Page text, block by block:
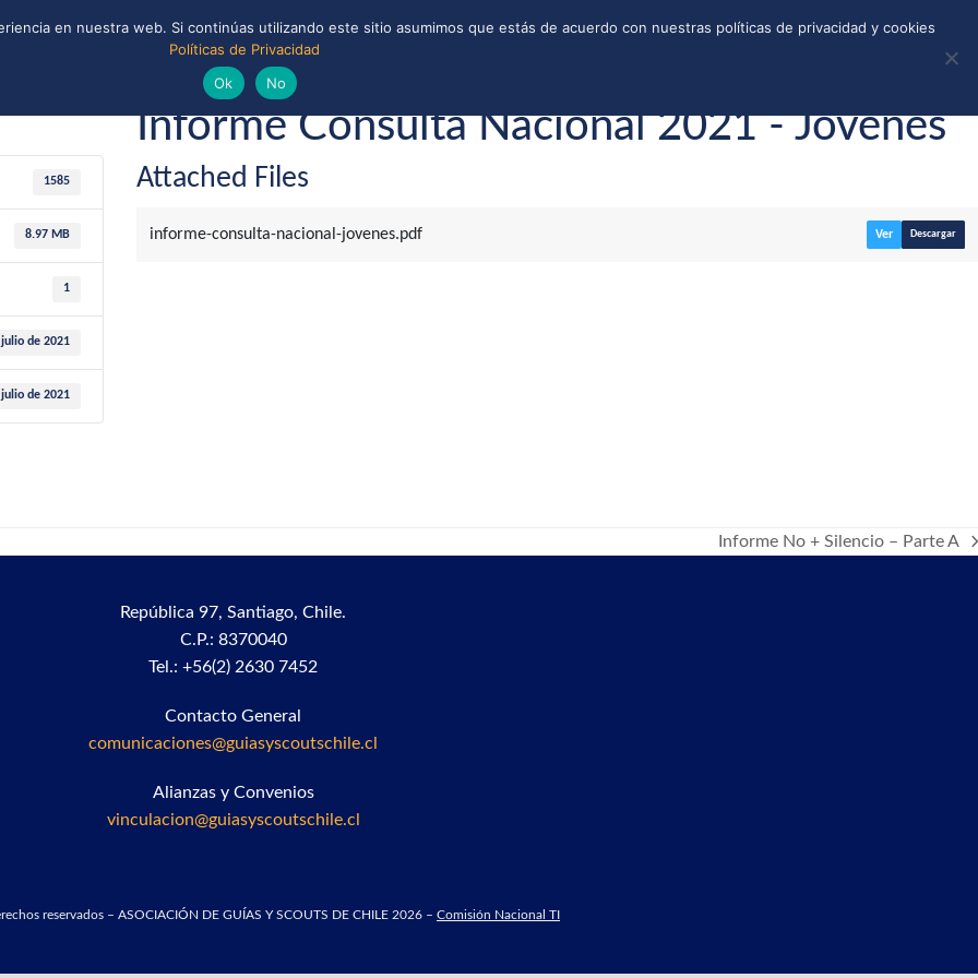
TIENDA CALLEJONES DONAR
CONVENIOS Y ALIANZAS
BIBLIOTECA
Guías y Scouts de Chile
1585
8.97 MB
1
de 2021
de 2021
Informe Consulta Nacional 2021 - Jóvenes
Attached Files
informe-consulta-nacional-jovenes.pdf Ver Descargar
next
Informe No + Silencio – Parte A
República 97,Santiago, Chile.
C.P.: 8370040
Tel.: +56(2) 2630 7452
Contacto General
comunicaciones@guiasyscoutschile.cl
Alianzas y Convenios
vinculacion@guiasyscoutschile.cl
reservados – ASOCIACIÓN DE GUÍAS Y SCOUTS DE CHILE 2026 – Comisión Nacional TI
en nuestra web. Si continúas utilizando este sitio asumimos que estás de acuerdo con nuestras políticas de privacidad y cookies
Políticas de Privacidad
Ok
No